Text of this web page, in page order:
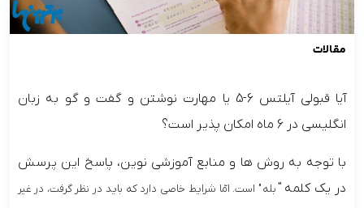
مقالات
آیا قبولی آیلتس 6-5 یا مهارت نوشتن و گفت و گو به زبان
انگلیسی در 6 ماه امکان پذیر است؟
با توجه به روش ها و منابع آموزشی نوین، پاسخ این پرسش
در یک کلمه "بله " است. امّا شرایط خاصی دارد که باید در نظر گرفت، در غیر